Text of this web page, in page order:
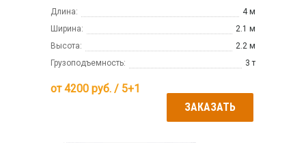
Длина:
4 м
Ширина:
2.1 м
Высота:
2.2 м
Грузоподъемность:
3 т
от4200 руб. / 5+1
ЗАКАЗАТЬ